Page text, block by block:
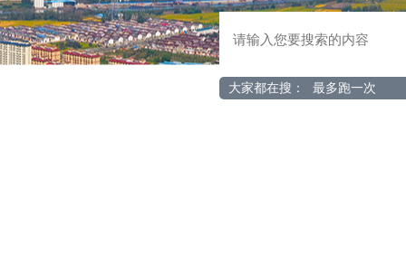
大家都在搜： 最多跑一次